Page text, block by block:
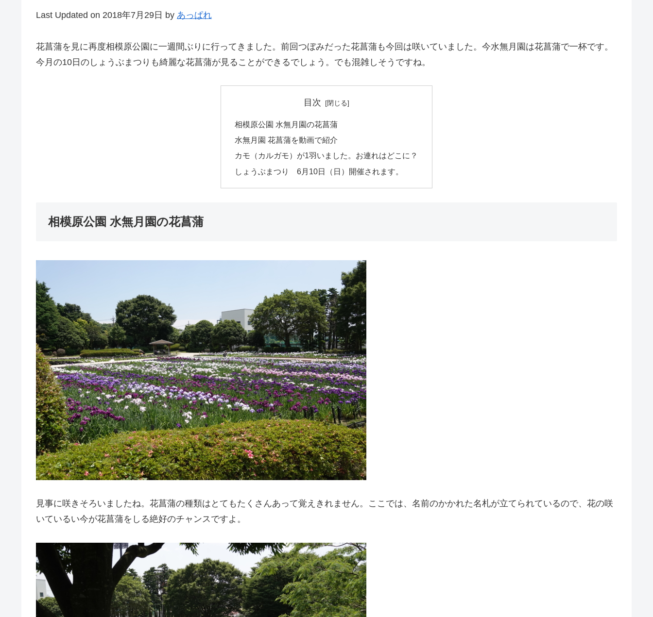
Last Updated on 2018年7月29日 by あっぱれ
花菖蒲を見に再度相模原公園に一週間ぶりに行ってきました。前回つぼみだった花菖蒲も今回は咲いていました。今水無月園は花菖蒲で一杯です。
今月の10日のしょうぶまつりも綺麗な花菖蒲が見ることができるでしょう。でも混雑しそうですね。
目次
相模原公園 水無月園の花菖蒲
水無月園 花菖蒲を動画で紹介
カモ（カルガモ）が1羽いました。お連れはどこに？
しょうぶまつり 6月10日（日）開催されます。
相模原公園 水無月園の花菖蒲
見事に咲きそろいましたね。花菖蒲の種類はとてもたくさんあって覚えきれません。ここでは、名前のかかれた名札が立てられているので、花の咲
いているい今が花菖蒲をしる絶好のチャンスですよ。